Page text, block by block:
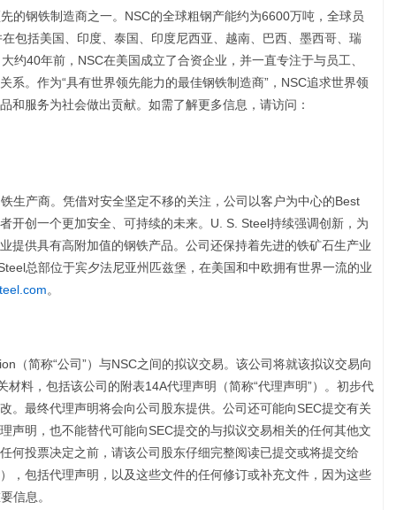
的钢铁制造商之一。NSC的全球粗钢产能约为6600万吨，全球员
包括美国、印度、泰国、印度尼西亚、越南、巴西、墨西哥、瑞
约40年前，NSC在美国成立了合资企业，并一直专注于与员工、
系。作为“具有世界领先能力的最佳钢铁制造商”，NSC追求世界领
和服务为社会做出贡献。如需了解更多信息，请访问：
生产商。凭借对安全坚定不移的关注，公司以客户为中心的Best
开创一个更加安全、可持续的未来。U. S. Steel持续强调创新，为
提供具有高附加值的钢铁产品。公司还保持着先进的铁矿石生产业
总部位于宾夕法尼亚州匹兹堡，在美国和中欧拥有世界一流的业
。
（简称“公司”）与NSC之间的拟议交易。该公司将就该拟议交易向
材料，包括该公司的附表14A代理声明（简称“代理声明”）。初步代
。最终代理声明将会向公司股东提供。公司还可能向SEC提交有关
声明，也不能替代可能向SEC提交的与拟议交易相关的任何其他文
何投票决定之前，请该公司股东仔细完整阅读已提交或将提交给
，包括代理声明，以及这些文件的任何修订或补充文件，因为这些
信息。